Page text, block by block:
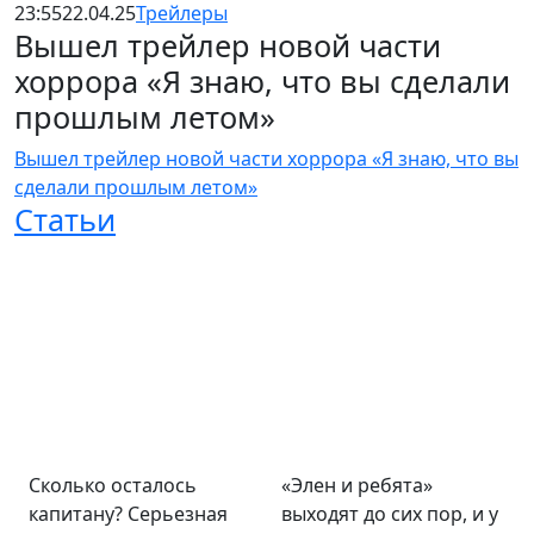
23:5522.04.25Трейлеры
Вышел трейлер новой части
хоррора «Я знаю, что вы сделали
прошлым летом»
Вышел трейлер новой части хоррора «Я знаю, что вы
сделали прошлым летом»
Статьи
Сколько осталось
капитану? Серьезная
«Элен и ребята»
выходят до сих пор, и у